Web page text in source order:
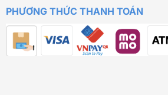
PHƯƠNG THỨC THANH TOÁN